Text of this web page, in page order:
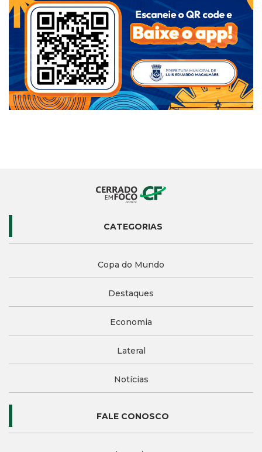
CATEGORIAS
Copa do Mundo
Destaques
Economia
Lateral
Notícias
FALE CONOSCO